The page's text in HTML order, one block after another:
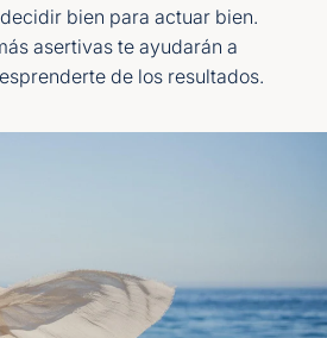
bien para actuar bien.
asertivas te ayudarán a
de los resultados.